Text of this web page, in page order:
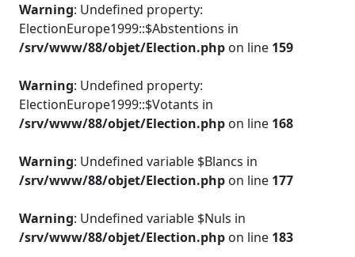
Warning: Undefined property:
ElectionEurope1999::$Abstentions in
/srv/www/88/objet/Election.php on line 159
Warning: Undefined property:
ElectionEurope1999::$Votants in
/srv/www/88/objet/Election.php on line 168
Warning: Undefined variable $Blancs in
/srv/www/88/objet/Election.php on line 177
Warning: Undefined variable $Nuls in
/srv/www/88/objet/Election.php on line 183